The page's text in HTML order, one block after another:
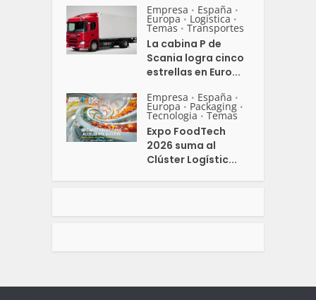
Empresa • España •
Europa • Logistica •
Temas • Transportes
La cabina P de
Scania logra cinco
estrellas en Euro...
Empresa • España •
Europa • Packaging •
Tecnologia • Temas
Expo FoodTech
2026 suma al
Clúster Logístic...